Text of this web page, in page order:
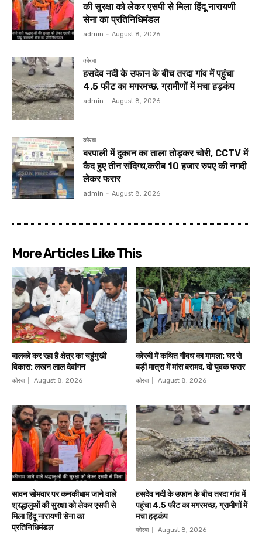
की सुरक्षा को लेकर एसपी से मिला हिंदू नारायणी
सेना का प्रतिनिधिमंडल
admin - August 8, 2026
कोरबा
हसदेव नदी के उफान के बीच तरदा गांव में पहुंचा
4.5 फीट का मगरमच्छ, ग्रामीणों में मचा हड़कंप
admin - August 8, 2026
कोरबा
बरपाली में दुकान का ताला तोड़कर चोरी, CCTV में
कैद हुए तीन संदिग्ध,करीब 10 हजार रुपए की नगदी
लेकर फरार
admin - August 8, 2026
More Articles Like This
बालको कर रहा है क्षेत्र का चहुंमुखी
विकास: लखन लाल देवांगन
कोरबा August 8, 2026
कोरबी में कथित गौवध का मामला: घर से
बड़ी मात्रा में मांस बरामद, दो युवक फरार
कोरबा August 8, 2026
सावन सोमवार पर कनकीधाम जाने वाले
श्रद्धालुओं की सुरक्षा को लेकर एसपी से
मिला हिंदू नारायणी सेना का
प्रतिनिधिमंडल
हसदेव नदी के उफान के बीच तरदा गांव में
पहुंचा 4.5 फीट का मगरमच्छ, ग्रामीणों में
मचा हड़कंप
कोरबा August 8, 2026